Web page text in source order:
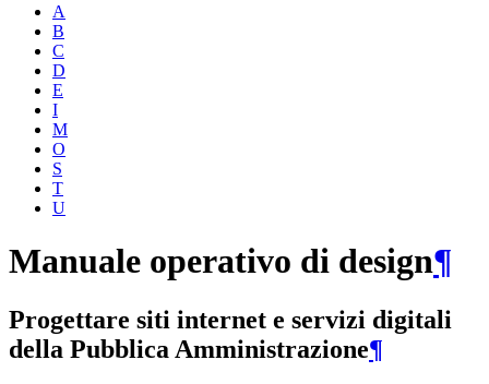
A
B
C
D
E
I
M
O
S
T
U
Manuale operativo di design¶
Progettare siti internet e servizi digitali
della Pubblica Amministrazione¶